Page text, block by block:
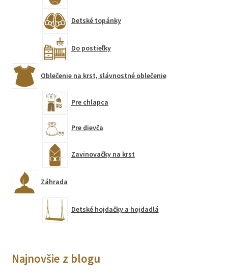
Detské topánky
Do postieľky
Oblečenie na krst, slávnostné oblečenie
Pre chlapca
Pre dievča
Zavinovačky na krst
Záhrada
Detské hojdačky a hojdadlá
Najnovšie z blogu